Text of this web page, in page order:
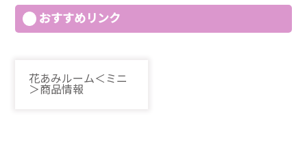
おすすめリンク
花あみルーム＜ミニ
＞商品情報